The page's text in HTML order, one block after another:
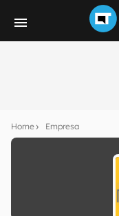
Home Empresa